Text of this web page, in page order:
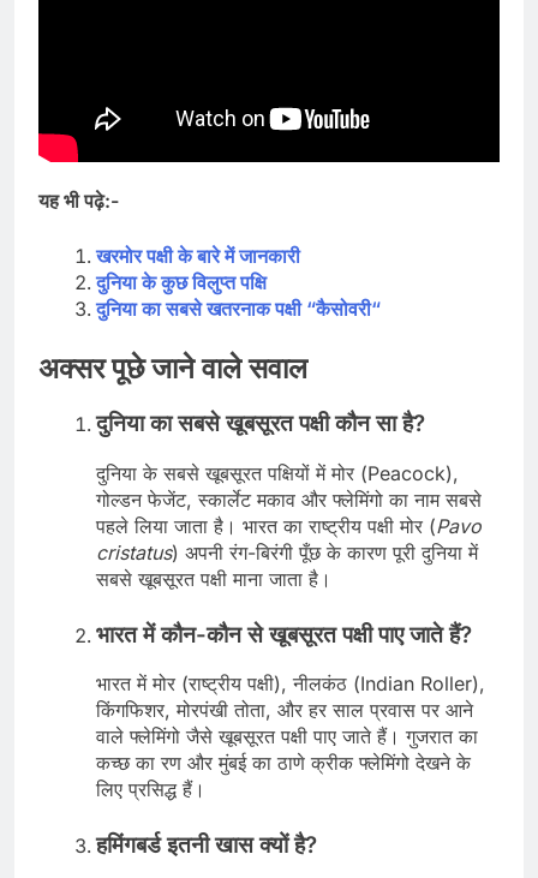
यह भी पढ़े:-
खरमोर पक्षी के बारे में जानकारी
दुनिया के कुछ विलुप्त पक्षि
दुनिया का सबसे खतरनाक पक्षी “कैसोवरी“
अक्सर पूछे जाने वाले सवाल
दुनिया का सबसे खूबसूरत पक्षी कौन सा है?
दुनिया के सबसे खूबसूरत पक्षियों में मोर (Peacock),
गोल्डन फेजेंट, स्कार्लेट मकाव और फ्लेमिंगो का नाम सबसे
पहले लिया जाता है। भारत का राष्ट्रीय पक्षी मोर (Pavo
cristatus) अपनी रंग-बिरंगी पूँछ के कारण पूरी दुनिया में
सबसे खूबसूरत पक्षी माना जाता है।
भारत में कौन-कौन से खूबसूरत पक्षी पाए जाते हैं?
भारत में मोर (राष्ट्रीय पक्षी), नीलकंठ (Indian Roller),
किंगफिशर, मोरपंखी तोता, और हर साल प्रवास पर आने
वाले फ्लेमिंगो जैसे खूबसूरत पक्षी पाए जाते हैं। गुजरात का
कच्छ का रण और मुंबई का ठाणे क्रीक फ्लेमिंगो देखने के
लिए प्रसिद्ध हैं।
हमिंगबर्ड इतनी खास क्यों है?